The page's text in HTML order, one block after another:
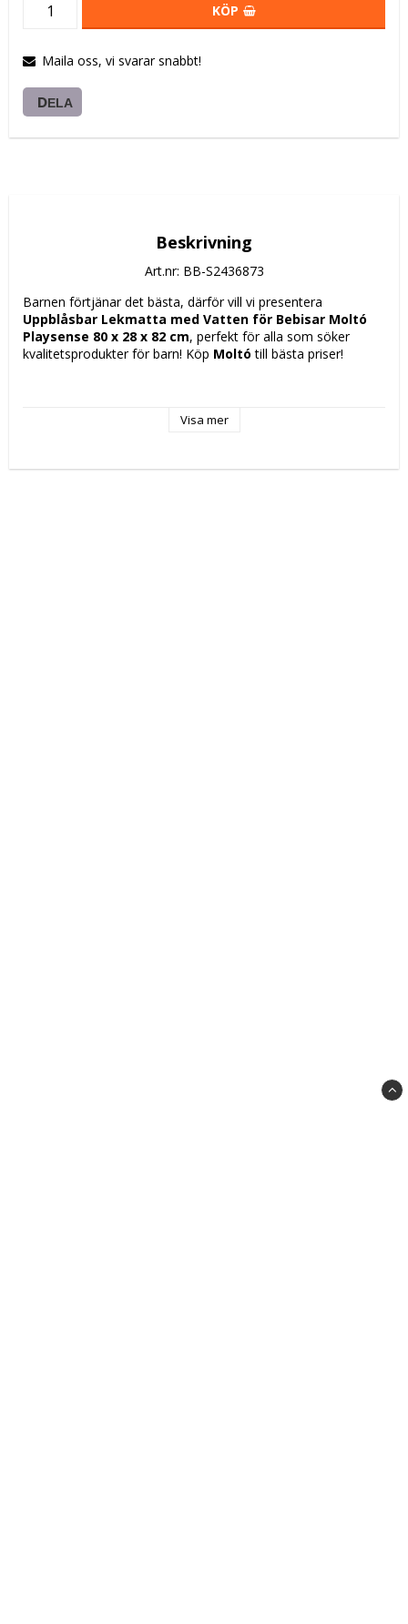
KÖP
Maila oss, vi svarar snabbt!
DELA
Beskrivning
Art.nr: BB-S2436873
Uppblåsbar Lekmatta med Vatten för Bebisar Moltó
Playsense 80 x 28 x 82 cm, perfekt för alla som söker
kvalitetsprodukter för barn! Köp Moltó till bästa priser!
Innehåller: 6 djurfigurerVisa mer